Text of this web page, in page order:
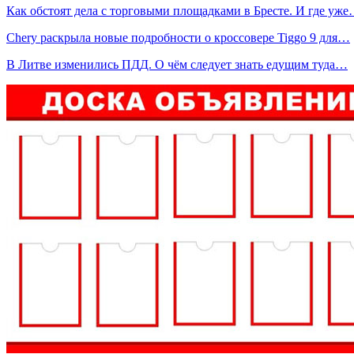
Как обстоят дела с торговыми площадками в Бресте. И где
Chery раскрыла новые подробности о кроссовере Tiggo 9 для…
В Литве изменились ПДД. О чём следует знать едущим туда…